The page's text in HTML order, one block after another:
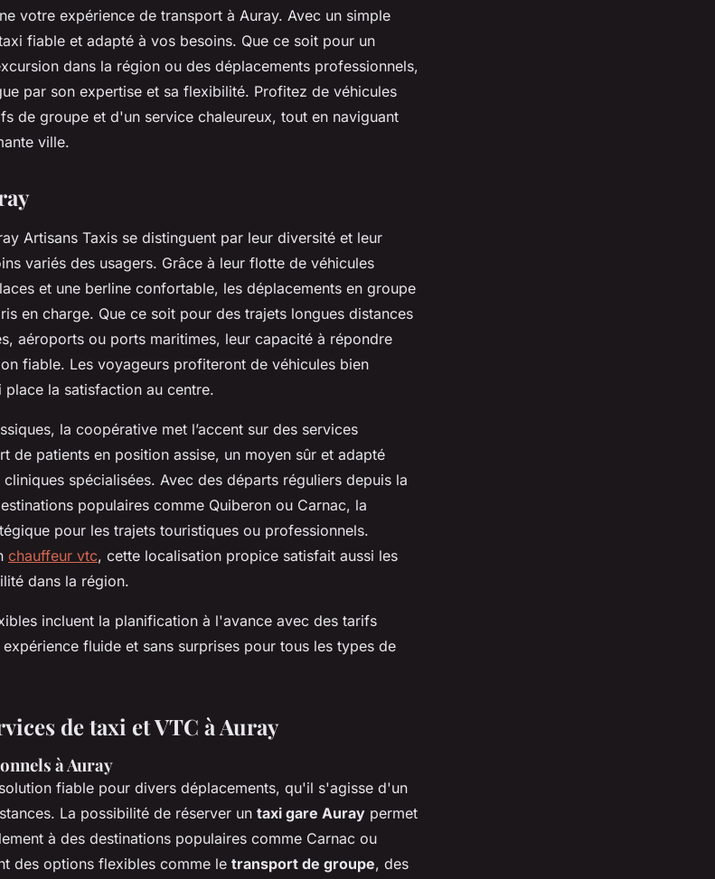
taxi à Auray
votre expérience de transport à Auray. Avec un simple
fiable et adapté à vos besoins. Que ce soit pour un
dans la région ou des déplacements professionnels,
par son expertise et sa flexibilité. Profitez de véhicules
de groupe et d'un service chaleureux, tout en naviguant
ville.
Artisans Taxis se distinguent par leur diversité et leur
variés des usagers. Grâce à leur flotte de véhicules
et une berline confortable, les déplacements en groupe
en charge. Que ce soit pour des trajets longues distances
aéroports ou ports maritimes, leur capacité à répondre
fiable. Les voyageurs profiteront de véhicules bien
place la satisfaction au centre.
la coopérative met l’accent sur des services
de patients en position assise, un moyen sûr et adapté
spécialisées. Avec des départs réguliers depuis la
populaires comme Quiberon ou Carnac, la
pour les trajets touristiques ou professionnels.
chauffeur vtc, cette localisation propice satisfait aussi les
dans la région.
incluent la planification à l'avance avec des tarifs
fluide et sans surprises pour tous les types de
de taxi et VTC à Auray
à Auray
fiable pour divers déplacements, qu'il s'agisse d'un
La possibilité de réserver un taxi gare Auray permet
à des destinations populaires comme Carnac ou
des options flexibles comme le transport de groupe, des